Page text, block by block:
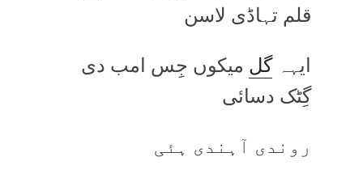
قلم تہاڈی لاسن
ایہہگل میکوں جِس امب دی
گِٹک دسائی
روندی آہندی ہئی